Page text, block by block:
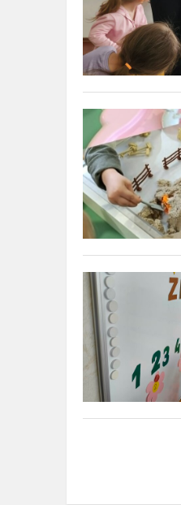
atspindžiai
ir
hologramos“
STEAM
veikla
,,Mažieji
archeologai"
STEAM
veikla
„Besiskleidžiantys
žiedai
skaičių
pasaulis“